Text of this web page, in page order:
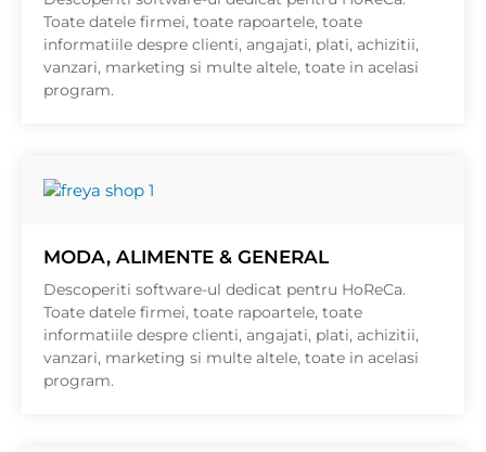
Toate datele firmei, toate rapoartele, toate
informatiile despre clienti, angajati, plati, achizitii,
vanzari, marketing si multe altele, toate in acelasi
program.
MODA, ALIMENTE & GENERAL
Descoperiti software-ul dedicat pentru HoReCa.
Toate datele firmei, toate rapoartele, toate
informatiile despre clienti, angajati, plati, achizitii,
vanzari, marketing si multe altele, toate in acelasi
program.